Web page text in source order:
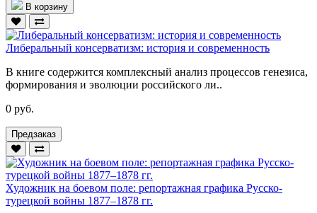
В корзину
Либеральный консерватизм: история и современность
В книге содержится комплексный анализ процессов генезиса,
формирования и эволюции российского ли..
0 руб.
Предзаказ
Художник на боевом поле: репортажная графика Русско-
турецкой войны 1877–1878 гг.